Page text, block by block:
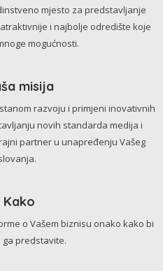
mjesto za predstavljanje
i najbolje odredište koje
mogućnosti.
misija
razvoju i primjeni inovativnih
novih standarda medija i
partner u unapređenju Vašeg
Kako
o Vašem biznisu onako kako bi
ga predstavite.